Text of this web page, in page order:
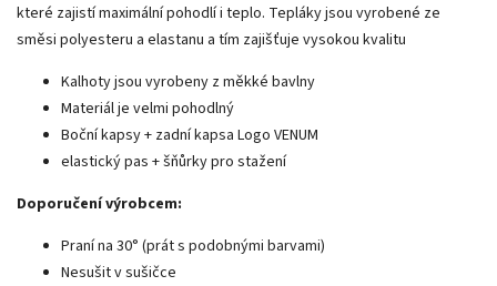
které zajistí maximální pohodlí i teplo. Tepláky jsou vyrobené ze
směsi polyesteru a elastanu a tím zajišťuje vysokou kvalitu
Kalhoty jsou vyrobeny z měkké bavlny
Materiál je velmi pohodlný
Boční kapsy + zadní kapsa Logo VENUM
elastický pas + šňůrky pro stažení
Doporučení výrobcem:
Praní na 30° (prát s podobnými barvami)
Nesušit v sušičce